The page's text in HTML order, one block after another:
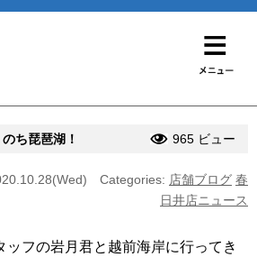
ち琵琶湖！ 965 ビュー
Categories: 店舗ブログ 春
日井店ニュース
ッフの岩月君と越前海岸に行ってき